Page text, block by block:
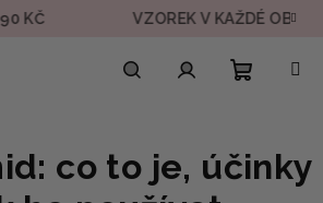
VZOREK V KAŽDÉ OBJEDNÁVCE
košík
co to je, účinky